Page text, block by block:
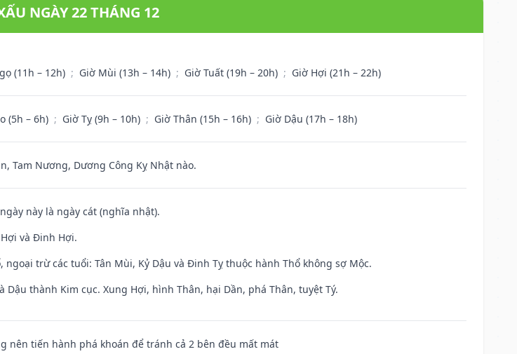
NGÀY 22 THÁNG 12
(11h – 12h) ; Giờ Mùi (13h – 14h) ; Giờ Tuất (19h – 20h) ; Giờ Hợi (21h – 22h)
(5h – 6h) ; Giờ Tỵ (9h – 10h) ; Giờ Thân (15h – 16h) ; Giờ Dậu (17h – 18h)
Tam Nương, Dương Công Kỵ Nhật nào.
này là ngày cát (nghĩa nhật).
và Đinh Hợi.
trừ các tuổi: Tân Mùi, Kỷ Dậu và Đinh Tỵ thuộc hành Thổ không sợ Mộc.
thành Kim cục. Xung Hợi, hình Thân, hại Dần, phá Thân, tuyệt Tý.
nên tiến hành phá khoán để tránh cả 2 bên đều mất mát